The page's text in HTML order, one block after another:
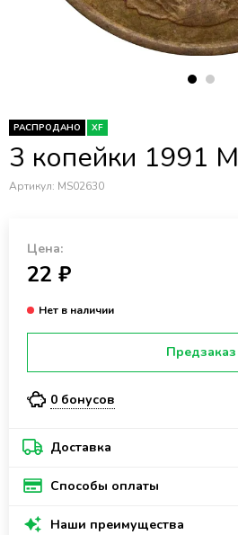
РАСПРОДАНО XF
3 копейки 1991 М
Артикул: MS02630
Цена:
22 ₽
Предзаказ
0 бонусов
Доставка
Способы оплаты
Наши преимущества